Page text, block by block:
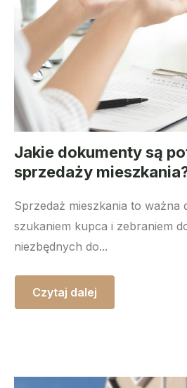
Jakie dokumenty są
sprzedaży
Sprzedaż mieszkania to ważna
szukaniem kupca i zebraniem
niezbędnych do...
Czytaj dalej